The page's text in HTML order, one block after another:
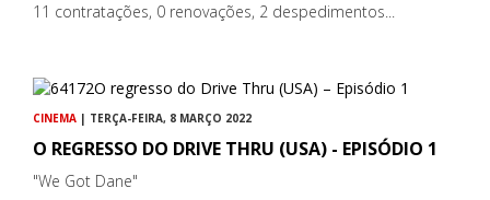
11 contratações, 0 renovações, 2 despedimentos...
CINEMA | TERÇA-FEIRA, 8 MARÇO 2022
O REGRESSO DO DRIVE THRU (USA) - EPISÓDIO 1
"We Got Dane"